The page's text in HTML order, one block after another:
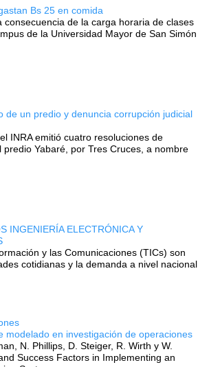
Bs 25 en comida
consecuencia de la carga horaria de clases
de la Universidad Mayor de San Simón
de un predio y denuncia corrupción judicial
INRA emitió cuatro resoluciones de
Yabaré, por Tres Cruces, a nombre
INGENIERÍA ELECTRÓNICA Y
y las Comunicaciones (TICs) son
cotidianas y la demanda a nivel nacional
modelado en investigación de operaciones
N. Phillips, D. Steiger, R. Wirth y W.
Success Factors in Implementing an